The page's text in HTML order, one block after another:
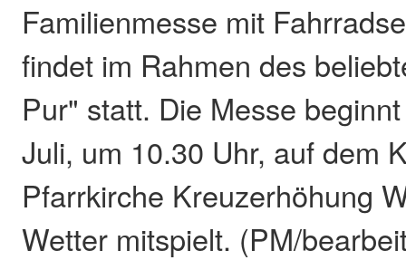
Familienmesse mit
findet im Rahmen des
Pur" statt. Die Messe
Juli, um 10.30 Uhr, auf dem
Pfarrkirche Kreuzerhöhung
Wetter mitspielt. (PM/